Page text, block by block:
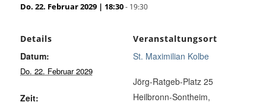
Do. 22. Februar 2029 | 18:30- 19:30
Details
Datum:
Do. 22. Februar 2029
Zeit:
Veranstaltungsort
St. Maximilian Kolbe
Jörg-Ratgeb-Platz 25
Heilbronn-Sontheim,